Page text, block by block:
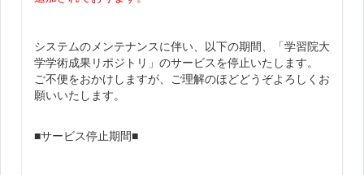
システムのメンテナンスに伴い、以下の期間、「学習院大
学学術成果リポジトリ」のサービスを停止いたします。
ご不便をおかけしますが、ご理解のほどどうぞよろしくお
願いいたします。
■サービス停止期間■